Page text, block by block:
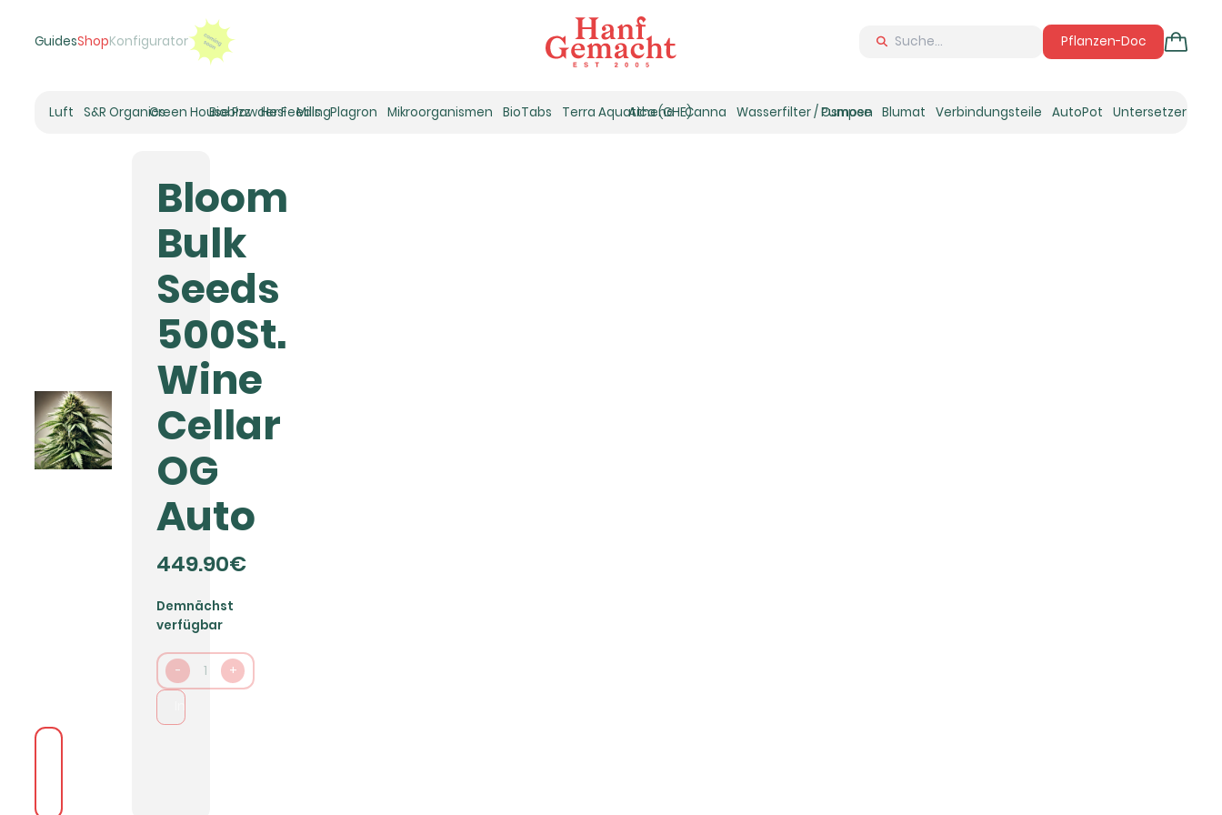
GuidesShopKonfigurator Pflanzen-Doc
Luft
Umluft-Ventilatoren
Rohrventilatoren
S&R OrganicsGreen House Powder Feeding
Biobizz Hesi Mills Plagron Mikroorganismen BioTabs Terra Aquatica (GHE)
Athena Canna Wasserfilter / Osmose
Pumpen Blumat Verbindungsteile AutoPot Untersetzer
Bloom
Bulk
Seeds
500St.
Wine
Cellar
OG
Auto
449.90€
Demnächst
verfügbar
- 1 +